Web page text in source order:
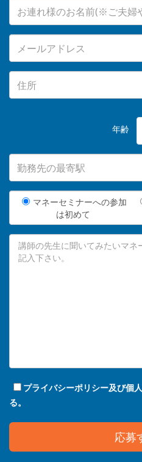
年齢
マネーセミナーへの参加
は初めて
プライバシーポリシー及び個
る。